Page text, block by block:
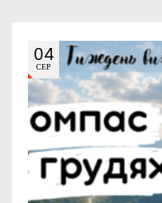
04
СЕР